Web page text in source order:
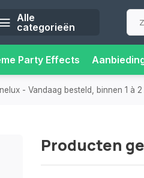
Alle
categorieën
Party Effects
- Vandaag besteld, binnen 1 à
Producten